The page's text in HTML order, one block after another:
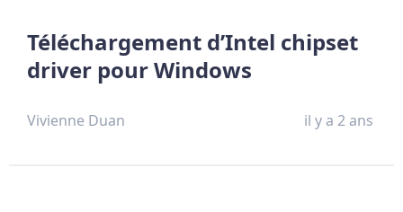
Téléchargement d’Intel chipset
driver pour Windows
Vivienne Duan il y a 2 ans